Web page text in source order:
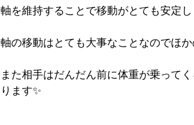
軸を維持することで移動がとても安定し
軸の移動はとても大事なことなのでほ
また相手はだんだん前に体重が乗って
ります✨